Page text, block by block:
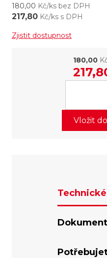
180,00 Kč/ks bez DPH
217,80 Kč/ks s DPH
Zjistit dostupnost
180,00
Vložit